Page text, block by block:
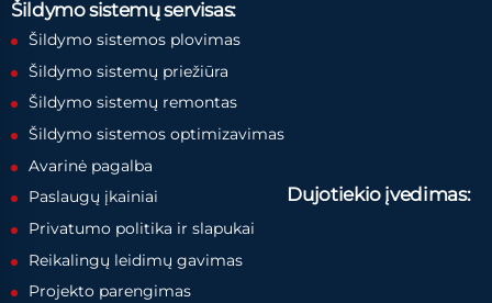
Šildymo sistemų servisas:
Šildymo sistemos plovimas
Šildymo sistemų priežiūra
Šildymo sistemų remontas
Šildymo sistemos optimizavimas
Avarinė pagalba
Paslaugų įkainiai
Privatumo politika ir slapukai
Dujotiekio įvedimas:
Reikalingų leidimų gavimas
Projekto parengimas